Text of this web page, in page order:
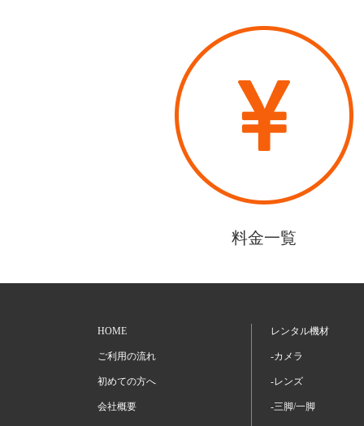
料金一覧
HOME
ご利用の流れ
初めての方へ
会社概要
レンタル機材
-カメラ
-レンズ
-三脚/一脚